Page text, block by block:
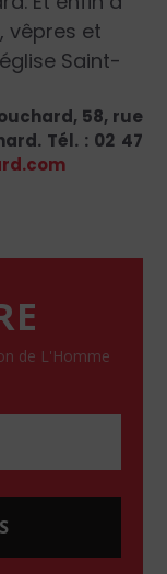
vêpres et
Saint-
58, rue
Tél. : 02 47
de L'Homme